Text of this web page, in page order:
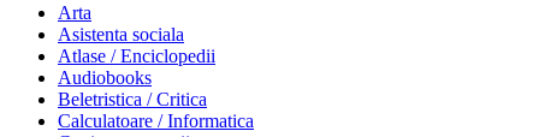
Arta
Asistenta sociala
Atlase / Enciclopedii
Audiobooks
Beletristica / Critica
Calculatoare / Informatica